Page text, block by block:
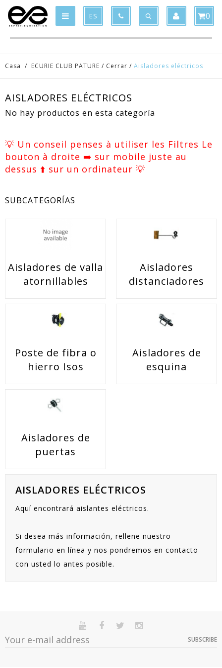
ES 0
Casa / ECURIE CLUB PATURE / Cerrar / Aisladores eléctricos
AISLADORES ELÉCTRICOS
No hay productos en esta categoría
💡 Un conseil penses à utiliser les Filtres Le
bouton à droite ➡️ sur mobile juste au
dessus ⬆️ sur un ordinateur 💡
SUBCATEGORÍAS
Aisladores de valla
atornillables
Aisladores
distanciadores
Poste de fibra o
hierro Isos
Aisladores de
esquina
Aisladores de
puertas
AISLADORES ELÉCTRICOS
Aquí encontrará aislantes eléctricos.
Si desea más información, rellene nuestro
formulario en línea y nos pondremos en contacto
con usted lo antes posible.
SUBSCRIBE
Product added to the cart x
Product deleted from the cart x